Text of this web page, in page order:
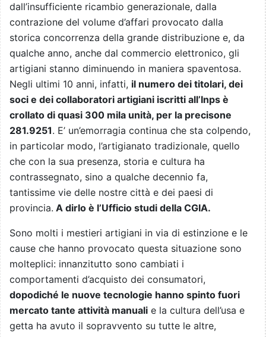
dall’insufficiente ricambio generazionale, dalla
contrazione del volume d’affari provocato dalla
storica concorrenza della grande distribuzione e, da
qualche anno, anche dal commercio elettronico, gli
artigiani stanno diminuendo in maniera spaventosa.
Negli ultimi 10 anni, infatti, il numero dei titolari, dei
soci e dei collaboratori artigiani iscritti all’Inps è
crollato di quasi 300 mila unità, per la precisone
281.9251. E’ un’emorragia continua che sta colpendo,
in particolar modo, l’artigianato tradizionale, quello
che con la sua presenza, storia e cultura ha
contrassegnato, sino a qualche decennio fa,
tantissime vie delle nostre città e dei paesi di
provincia. A dirlo è l’Ufficio studi della CGIA.
Sono molti i mestieri artigiani in via di estinzione e le
cause che hanno provocato questa situazione sono
molteplici: innanzitutto sono cambiati i
comportamenti d’acquisto dei consumatori,
dopodiché le nuove tecnologie hanno spinto fuori
mercato tante attività manuali e la cultura dell’usa e
getta ha avuto il sopravvento su tutte le altre,